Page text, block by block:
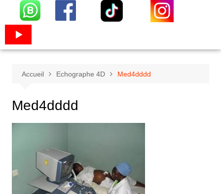
Accueil Echographe 4D Med4dddd
Med4dddd